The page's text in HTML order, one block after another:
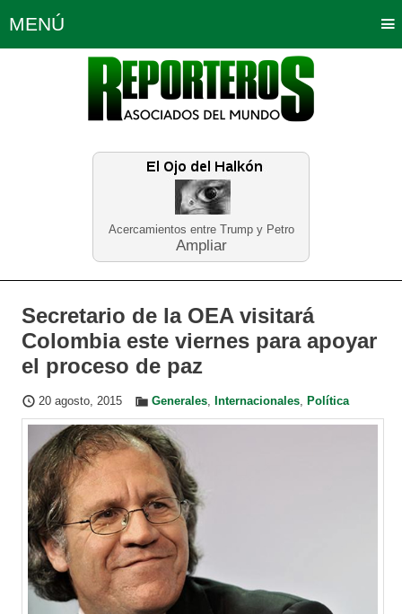
Acercamientos entre Trump y Petro
Ampliar
MENÚ
Política Opinión Bogotá
Planeta Tierra Deportes
Educación Neira
Secretario de la OEA visitará
Colombia este viernes para apoyar
el proceso de paz
20 agosto, 2015 Generales, Internacionales, Política